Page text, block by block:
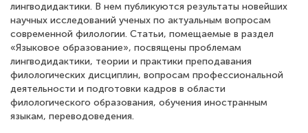
лингводидактики. В нем публикуются результаты новейших
научных исследований ученых по актуальным вопросам
современной филологии. Статьи, помещаемые в раздел
«Языковое образование», посвящены проблемам
лингводидактики, теории и практики преподавания
филологических дисциплин, вопросам профессиональной
деятельности и подготовки кадров в области
филологического образования, обучения иностранным
языкам, переводоведения.